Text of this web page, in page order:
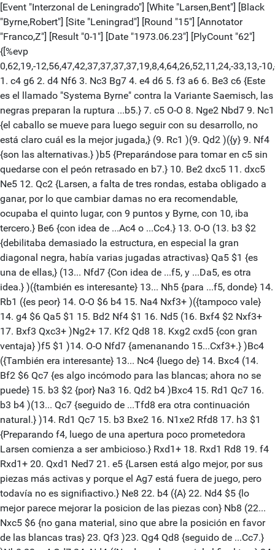
[Event "Interzonal de Leningrado"] [White "Larsen,Bent"] [Black
"Byrne,Robert"] [Site "Leningrad"] [Round "15"] [Annotator
"Franco,Z"] [Result "0-1"] [Date "1973.06.23"] [PlyCount "62"]
{[%evp
0,62,19,-12,56,47,42,37,37,37,37,19,8,4,64,26,52,11,24,-33,13,-
1. c4 g6 2. d4 Nf6 3. Nc3 Bg7 4. e4 d6 5. f3 a6 6. Be3 c6 {Este
es el llamado "Systema Byrne" contra la Variante Saemisch, las
negras preparan la ruptura ...b5.} 7. c5 O-O 8. Nge2 Nbd7 9. Nc1
{el caballo se mueve para luego seguir con su desarrollo, no
está claro cuál es la mejor jugada,} (9. Rc1 )(9. Qd2 )({y} 9. Nf4
{son las alternativas.} )b5 {Preparándose para tomar en c5 sin
quedarse con el peón retrasado en b7.} 10. Be2 dxc5 11. dxc5
Ne5 12. Qc2 {Larsen, a falta de tres rondas, estaba obligado a
ganar, por lo que cambiar damas no era recomendable,
ocupaba el quinto lugar, con 9 puntos y Byrne, con 10, iba
tercero.} Be6 {con idea de ...Ac4 o ...Cc4.} 13. O-O (13. b3 $2
{debilitaba demasiado la estructura, en especial la gran
diagonal negra, había varias jugadas atractivas} Qa5 $1 {es
una de ellas,} (13... Nfd7 {Con idea de ...f5, y ...Da5, es otra
idea.} )({también es interesante} 13... Nh5 {para ...f5, donde} 14.
Rb1 ({es peor} 14. O-O $6 b4 15. Na4 Nxf3+ )({tampoco vale}
14. g4 $6 Qa5 $1 15. Bd2 Nf4 $1 16. Nd5 (16. Bxf4 $2 Nxf3+
17. Bxf3 Qxc3+ )Ng2+ 17. Kf2 Qd8 18. Kxg2 cxd5 {con gran
ventaja} )f5 $1 )14. O-O Nfd7 {amenanando 15...Cxf3+.} )Bc4
({También era interesante} 13... Nc4 {luego de} 14. Bxc4 (14.
Bf2 $6 Qc7 {es algo incómodo para las blancas; ahora no se
puede} 15. b3 $2 {por} Na3 16. Qd2 b4 )Bxc4 15. Rd1 Qc7 16.
b3 b4 )(13... Qc7 {seguido de ...Tfd8 era otra continuación
natural.} )14. Rd1 Qc7 15. b3 Bxe2 16. N1xe2 Rfd8 17. h3 $1
{Preparando f4, luego de una apertura poco prometedora
Larsen comienza a ser ambicioso.} Rxd1+ 18. Rxd1 Rd8 19. f4
Rxd1+ 20. Qxd1 Ned7 21. e5 {Larsen está algo mejor, por sus
piezas más activas y porque el Ag7 está fuera de juego, pero
todavía no es signifiactivo.} Ne8 22. b4 ({A} 22. Nd4 $5 {lo
mejor parece mejorar la posicion de las piezas con} Nb8 (22...
Nxc5 $6 {no gana material, sino que abre la posición en favor
de las blancas tras} 23. Qf3 )23. Qg4 Qd8 {seguido de ...Cc7.}